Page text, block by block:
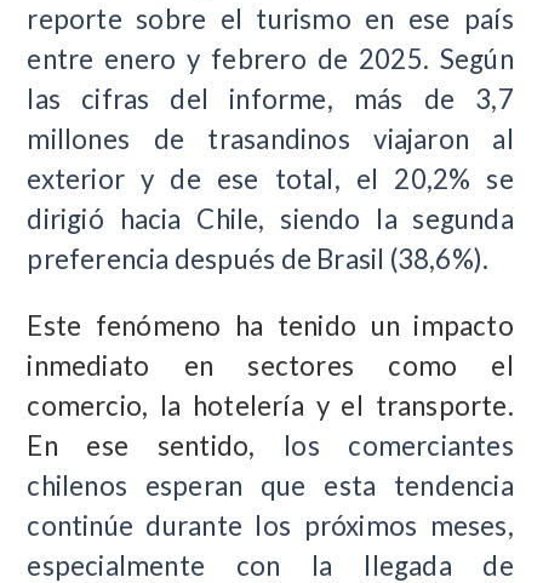
reporte sobre el turismo en ese país
entre enero y febrero de 2025. Según
las cifras del informe, más de 3,7
millones de trasandinos viajaron al
exterior y de ese total, el 20,2% se
dirigió hacia Chile, siendo la segunda
preferencia después de Brasil (38,6%).
Este fenómeno ha tenido un impacto
inmediato en sectores como el
comercio, la hotelería y el transporte.
En ese sentido, los comerciantes
chilenos esperan que esta tendencia
continúe durante los próximos meses,
especialmente con la llegada de